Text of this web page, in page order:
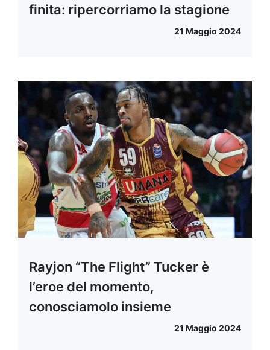
finita: ripercorriamo la stagione
21 Maggio 2024
Rayjon “The Flight” Tucker è
l’eroe del momento,
conosciamolo insieme
21 Maggio 2024